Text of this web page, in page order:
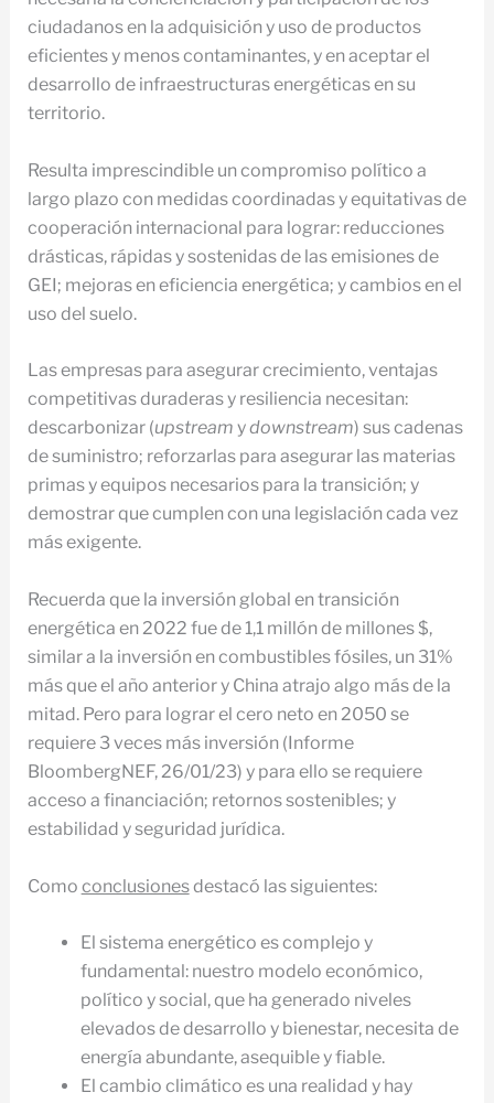
ciudadanos en la adquisición y uso de productos
eficientes y menos contaminantes, y en aceptar el
desarrollo de infraestructuras energéticas en su
territorio.
Resulta imprescindible un compromiso político a
largo plazo con medidas coordinadas y equitativas de
cooperación internacional para lograr: reducciones
drásticas, rápidas y sostenidas de las emisiones de
GEI; mejoras en eficiencia energética; y cambios en el
uso del suelo.
Las empresas para asegurar crecimiento, ventajas
competitivas duraderas y resiliencia necesitan:
descarbonizar (upstream ydownstream) sus cadenas
de suministro; reforzarlas para asegurar las materias
primas y equipos necesarios para la transición; y
demostrar que cumplen con una legislación cada vez
más exigente.
Recuerda que la inversión global en transición
energética en 2022 fue de 1,1 millón de millones $,
similar a la inversión en combustibles fósiles, un 31%
más que el año anterior y China atrajo algo más de la
mitad. Pero para lograr el cero neto en 2050 se
requiere 3 veces más inversión (Informe
BloombergNEF, 26/01/23) y para ello se requiere
acceso a financiación; retornos sostenibles; y
estabilidad y seguridad jurídica.
Como conclusionesdestacó las siguientes:
El sistema energético es complejo y
fundamental: nuestro modelo económico,
político y social, que ha generado niveles
elevados de desarrollo y bienestar, necesita de
energía abundante, asequible y fiable.
El cambio climático es una realidad y hay